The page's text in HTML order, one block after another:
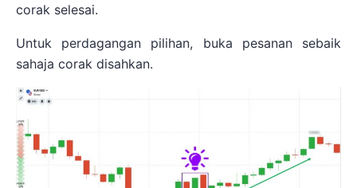
corak selesai.
Untuk perdagangan pilihan, buka pesanan sebaik
sahaja corak disahkan.